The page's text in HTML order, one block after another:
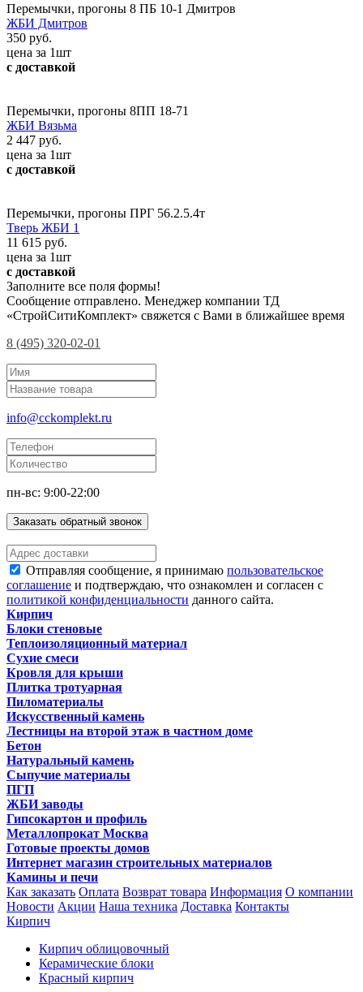
Перемычки, прогоны 8 ПБ 10-1 Дмитров
ЖБИ Дмитров
350 руб.
цена за 1шт
с доставкой
Перемычки, прогоны 8ПП 18-71
ЖБИ Вязьма
2 447 руб.
цена за 1шт
с доставкой
Перемычки, прогоны ПРГ 56.2.5.4т
Тверь ЖБИ 1
11 615 руб.
цена за 1шт
с доставкой
Заполните все поля формы!
Сообщение отправлено. Менеджер компании ТД
«СтройСитиКомплект» свяжется с Вами в ближайшее время
8 (495) 320-02-01
info@cckomplekt.ru
пн-вс: 9:00-22:00
Заказать обратный звонок
Отправляя сообщение, я принимаю пользовательское
соглашение и подтверждаю, что ознакомлен и согласен с
политикой конфиденциальности данного сайта.
Кирпич
Блоки стеновые
Теплоизоляционный материал
Сухие смеси
Кровля для крыши
Плитка тротуарная
Пиломатериалы
Искусственный камень
Лестницы на второй этаж в частном доме
Бетон
Натуральный камень
Сыпучие материалы
ПГП
ЖБИ заводы
Гипсокартон и профиль
Металлопрокат Москва
Готовые проекты домов
Интернет магазин строительных материалов
Камины и печи
Как заказать Оплата Возврат товара Информация О компании
Новости Акции Наша техника Доставка Контакты
Кирпич
Кирпич облицовочный
Керамические блоки
Красный кирпич